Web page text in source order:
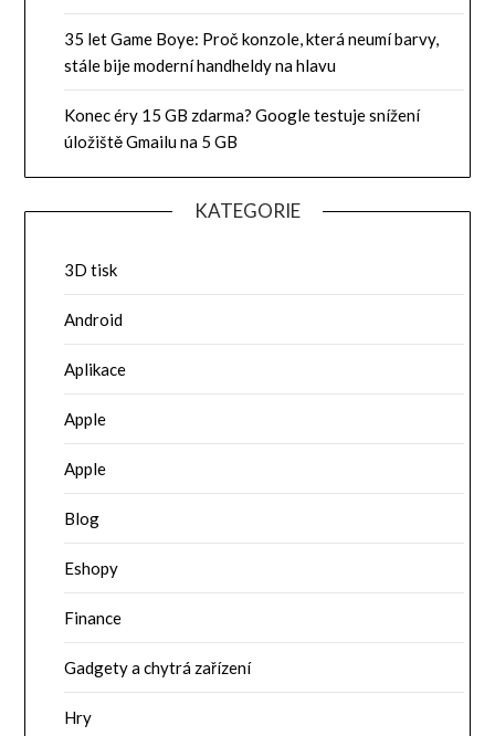
35 let Game Boye: Proč konzole, která neumí barvy,
stále bije moderní handheldy na hlavu
Konec éry 15 GB zdarma? Google testuje snížení
úložiště Gmailu na 5 GB
KATEGORIE
3D tisk
Android
Aplikace
Apple
Apple
Blog
Eshopy
Finance
Gadgety a chytrá zařízení
Hry